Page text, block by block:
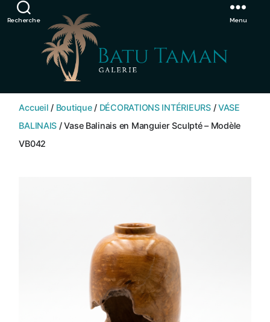
Showroom de Bali, décorations extérieurs et intérieurs Ignorer
Recherche
TAMAN
Menu
Accueil / Boutique/ DÉCORATIONS INTÉRIEURS/VASE
BALINAIS / Vase Balinais en Manguier Sculpté – Modèle
VB042